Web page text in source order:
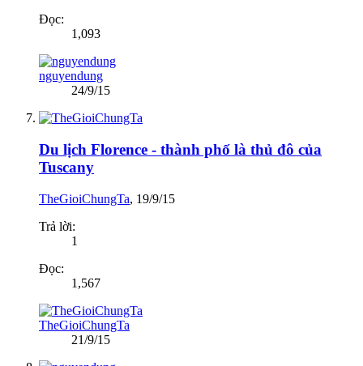
Đọc:
1,093
nguyendung
24/9/15
Du lịch Florence - thành phố là thủ đô của
Tuscany
TheGioiChungTa, 19/9/15
Trả lời:
1
Đọc:
1,567
TheGioiChungTa
21/9/15